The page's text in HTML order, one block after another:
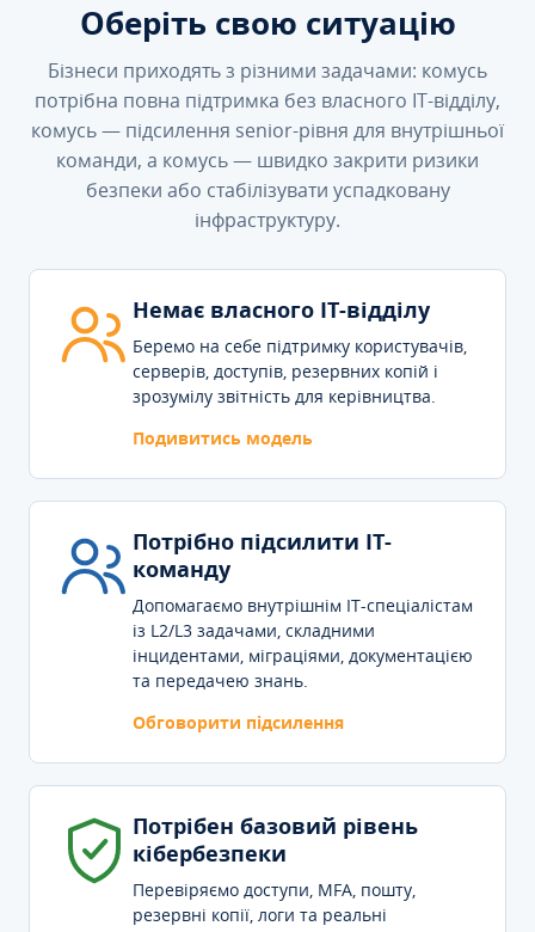
Оберіть свою ситуацію
Бізнеси приходять з різними задачами: комусь
потрібна повна підтримка без власного IT-відділу,
комусь — підсилення senior-рівня для внутрішньої
команди, а комусь — швидко закрити ризики
безпеки або стабілізувати успадковану
інфраструктуру.
Немає власного IT-відділу
Беремо на себе підтримку користувачів,
серверів, доступів, резервних копій і
зрозумілу звітність для керівництва.
Подивитись модель
Потрібно підсилити IT-
команду
Допомагаємо внутрішнім IT-спеціалістам
із L2/L3 задачами, складними
інцидентами, міграціями, документацією
та передачею знань.
Обговорити підсилення
Потрібен базовий рівень
кібербезпеки
Перевіряємо доступи, MFA, пошту,
резервні копії, логи та реальні